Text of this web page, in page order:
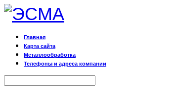
Главная
Карта сайта
Металлообработка
Телефоны и адреса компании